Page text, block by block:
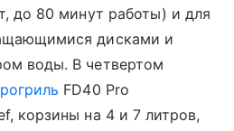
до 80 минут работы) и для
дисками и
воды. В четвертом
FD40 Pro
корзины на 4 и 7 литров,